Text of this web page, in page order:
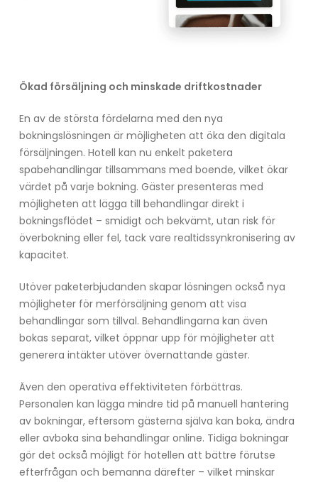
Ökad försäljning och minskade driftkostnader
En av de största fördelarna med den nya
bokningslösningen är möjligheten att öka den digitala
försäljningen. Hotell kan nu enkelt paketera
spabehandlingar tillsammans med boende, vilket ökar
värdet på varje bokning. Gäster presenteras med
möjligheten att lägga till behandlingar direkt i
bokningsflödet – smidigt och bekvämt, utan risk för
överbokning eller fel, tack vare realtidssynkronisering av
kapacitet.
Utöver paketerbjudanden skapar lösningen också nya
möjligheter för merförsäljning genom att visa
behandlingar som tillval. Behandlingarna kan även
bokas separat, vilket öppnar upp för möjligheter att
generera intäkter utöver övernattande gäster.
Även den operativa effektiviteten förbättras.
Personalen kan lägga mindre tid på manuell hantering
av bokningar, eftersom gästerna själva kan boka, ändra
eller avboka sina behandlingar online. Tidiga bokningar
gör det också möjligt för hotellen att bättre förutse
efterfrågan och bemanna därefter – vilket minskar